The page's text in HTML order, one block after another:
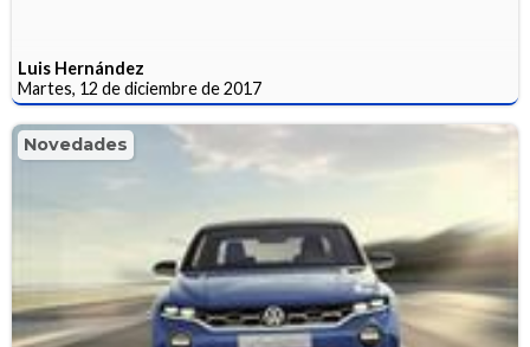
Luis Hernández
Martes, 12 de diciembre de 2017
Novedades